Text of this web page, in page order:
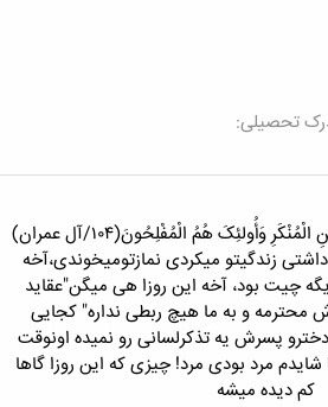
تحصیلی
یَأْمُرُونَ بِالْمَعْرُوفِ وَ یَنْهَوْنَ عَنِ الْمُنْکَرِ وَأُولئِکَ هُمُ الْمُفْلِحُونَ(۱۰۴/آل عمران)
زندگیتو میکردی نمازتومیخوندی،آخه
چیت بود، آخه این روزا هی میگن"عقاید
و به ما هیچ ربطی نداره" کجایی
دخترو پسرش یه تذکرلسانی رو نمیده اونوقت
شایدم مرد بودی مرد! چیزی که این روزا گاها
کم دیده میشه